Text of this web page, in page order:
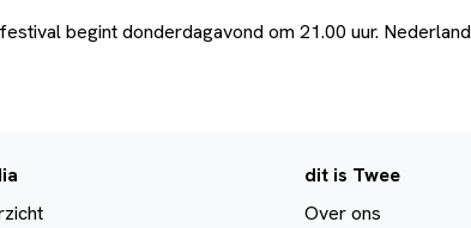
begint donderdagavond om 21.00 uur. Nederland
dit is Twee
Over ons